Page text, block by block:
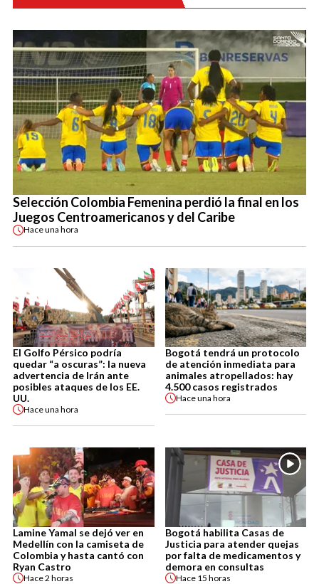
Selección Colombia Femenina perdió la final en los
Juegos Centroamericanos y del Caribe
Haceuna hora
El Golfo Pérsico podría
quedar “a oscuras”: la nueva
advertencia de Irán ante
posibles ataques de los EE.
UU.
Haceuna hora
Bogotá tendrá un protocolo
de atención inmediata para
animales atropellados: hay
4.500 casos registrados
Haceuna hora
Lamine Yamal se dejó ver en
Medellín con la camiseta de
Colombia y hasta cantó con
Ryan Castro
Hace2 horas
Bogotá habilita Casas de
Justicia para atender quejas
por falta de medicamentos y
demora en consultas
Hace 15 horas